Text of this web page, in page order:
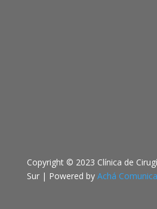
Copyright © 2023 Clínica de
Sur | Powered by Achá